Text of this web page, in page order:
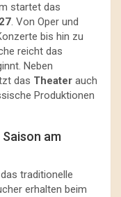
startet das
. Von Oper und
bis hin zu
reicht das
Neben
das Theater auch
Produktionen
am
traditionelle
erhalten beim